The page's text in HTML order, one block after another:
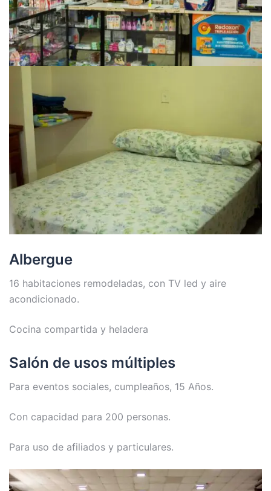
Albergue
16 habitaciones remodeladas, con TV led y aire
acondicionado.
Cocina compartida y heladera
Salón de usos múltiples
Para eventos sociales, cumpleaños, 15 Años.
Con capacidad para 200 personas.
Para uso de afiliados y particulares.